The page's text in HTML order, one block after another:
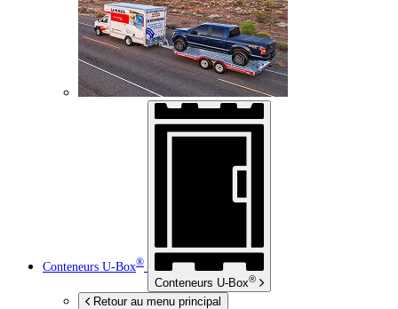
Conteneurs U-Box®
Conteneurs U-Box®
Retour au menu principal